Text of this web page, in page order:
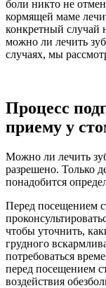
боли никто не
кормящей маме
конкретный случай
можно ли лечить
случаях, мы
Процесс
приему у
Можно ли лечить
разрешено. Только
понадобится
Перед посещением
чтобы уточнить,
грудного
потребоваться
перед посещением
воздействия